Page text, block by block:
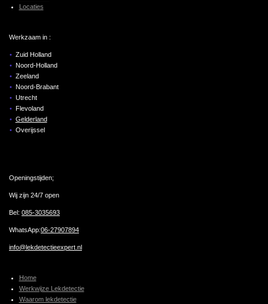
Locaties
Werkzaam in :
Zuid Holland
Noord-Holland
Zeeland
Noord-Brabant
Utrecht
Flevoland
Gelderland
Overijssel
Openingstijden;
Wij zijn 24/7 open
Bel: 085-3035693
WhatsApp:06-27907894
info@lekdetectieexpert.nl
Home
Werkwijze Lekdetectie
Waarom lekdetectie